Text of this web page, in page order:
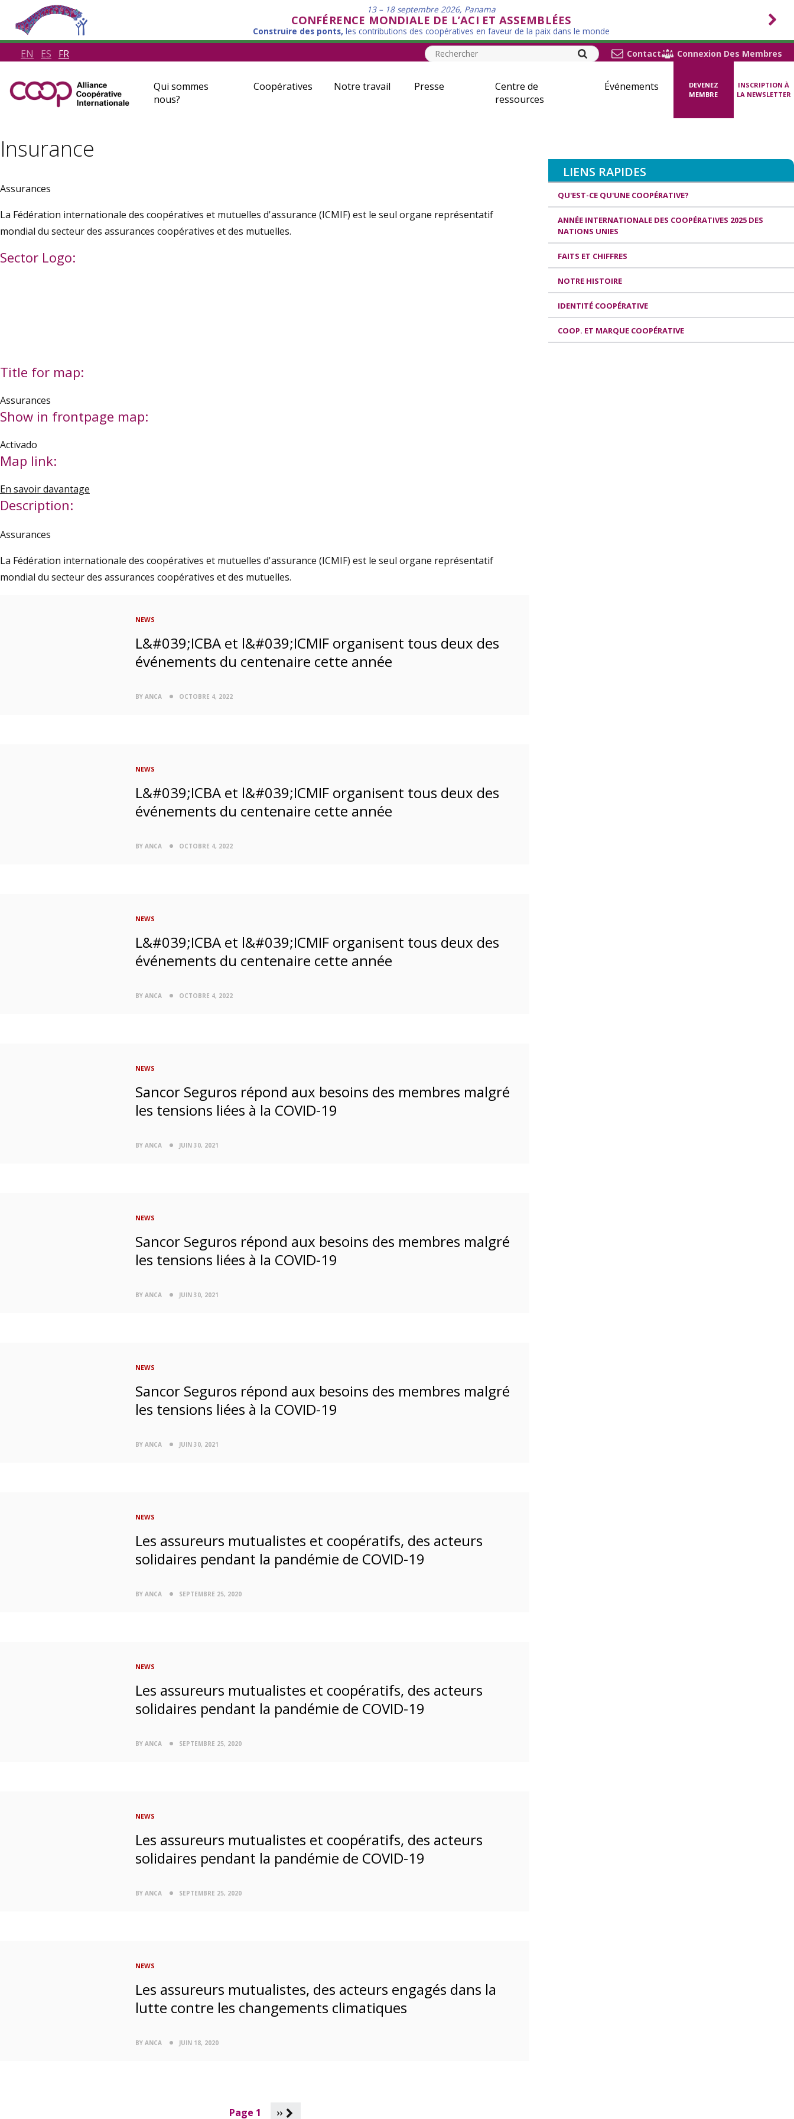
13 – 18 septembre 2026, Panama
CONFÉRENCE MONDIALE DE L’ACI ET ASSEMBLÉES
Construire des ponts, les contributions des coopératives en faveur de la paix dans le monde
EN ES FR Contact Connexion Des Membres
Qui sommes
nous?
Coopératives Notre travail Presse
Centre de
ressources
Événements
DEVENEZ
MEMBRE
INSCRIPTION À
LA NEWSLETTER
Insurance
Assurances
La Fédération internationale des coopératives et mutuelles d'assurance (ICMIF) est le seul organe représentatif
mondial du secteur des assurances coopératives et des mutuelles.
Sector Logo:
Title for map:
Assurances
Show in frontpage map:
Activado
Map link:
En savoir davantage
Description:
Assurances
La Fédération internationale des coopératives et mutuelles d'assurance (ICMIF) est le seul organe représentatif
mondial du secteur des assurances coopératives et des mutuelles.
NEWS
L&#039;ICBA et l&#039;ICMIF organisent tous deux des
événements du centenaire cette année
BY ANCA OCTOBRE 4, 2022
NEWS
L&#039;ICBA et l&#039;ICMIF organisent tous deux des
événements du centenaire cette année
BY ANCA OCTOBRE 4, 2022
NEWS
L&#039;ICBA et l&#039;ICMIF organisent tous deux des
événements du centenaire cette année
BY ANCA OCTOBRE 4, 2022
NEWS
Sancor Seguros répond aux besoins des membres malgré
les tensions liées à la COVID-19
BY ANCA JUIN 30, 2021
NEWS
Sancor Seguros répond aux besoins des membres malgré
les tensions liées à la COVID-19
BY ANCA JUIN 30, 2021
NEWS
Sancor Seguros répond aux besoins des membres malgré
les tensions liées à la COVID-19
BY ANCA JUIN 30, 2021
NEWS
Les assureurs mutualistes et coopératifs, des acteurs
solidaires pendant la pandémie de COVID-19
BY ANCA SEPTEMBRE 25, 2020
NEWS
Les assureurs mutualistes et coopératifs, des acteurs
solidaires pendant la pandémie de COVID-19
BY ANCA SEPTEMBRE 25, 2020
NEWS
Les assureurs mutualistes et coopératifs, des acteurs
solidaires pendant la pandémie de COVID-19
BY ANCA SEPTEMBRE 25, 2020
NEWS
Les assureurs mutualistes, des acteurs engagés dans la
lutte contre les changements climatiques
BY ANCA JUIN 18, 2020
Page 1 ››
LIENS RAPIDES
QU'EST-CE QU'UNE COOPÉRATIVE?
ANNÉE INTERNATIONALE DES COOPÉRATIVES 2025 DES
NATIONS UNIES
FAITS ET CHIFFRES
NOTRE HISTOIRE
IDENTITÉ COOPÉRATIVE
COOP. ET MARQUE COOPÉRATIVE